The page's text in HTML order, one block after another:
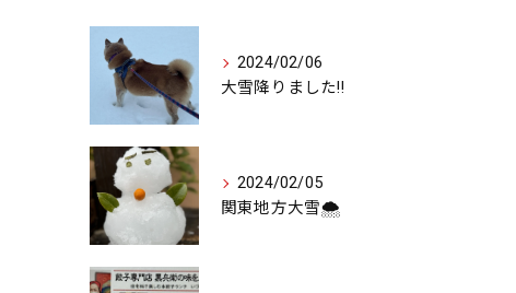
2024/02/06
大雪降りました‼️
2024/02/05
関東地方大雪🌨️